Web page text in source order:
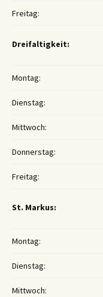
Freitag:
Dreifaltigkeit:
Montag:
Dienstag:
Mittwoch:
Donnerstag:
Freitag:
St. Markus:
Montag:
Dienstag:
Mittwoch: